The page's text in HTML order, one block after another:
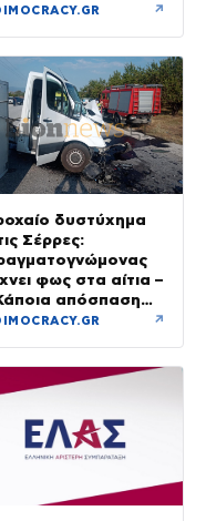
↗
δυστύχημα
Σέρρες:
φως στα αίτια –
απόσπαση
ίσως
↗